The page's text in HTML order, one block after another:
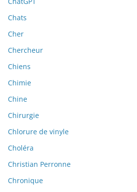
Chats
Cher
Chercheur
Chiens
Chimie
Chine
Chirurgie
Chlorure de vinyle
Choléra
Christian Perronne
Chronique